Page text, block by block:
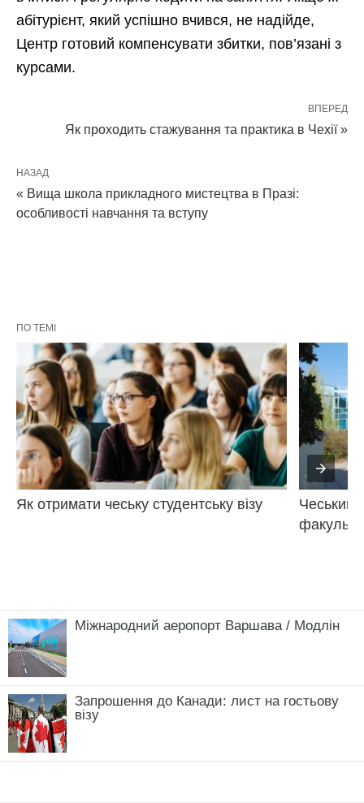
абітурієнт, який успішно вчився, не надійде,
Центр готовий компенсувати збитки, пов’язані з
курсами.
ВПЕРЕД
Як проходить стажування та практика в Чехії »
НАЗАД
« Вища школа прикладного мистецтва в Празі:
особливості навчання та вступу
ПО ТЕМІ
Як отримати чеську студентську візу
Чеський
Міжнародний аеропорт Варшава / Модлін
Запрошення до Канади: лист на гостьову
візу